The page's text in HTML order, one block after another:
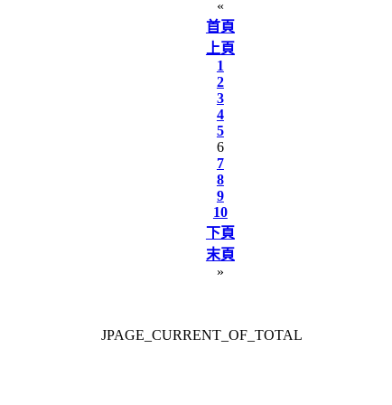
«
首頁
上頁
1
2
3
4
5
6
7
8
9
10
下頁
末頁
»
JPAGE_CURRENT_OF_TOTAL